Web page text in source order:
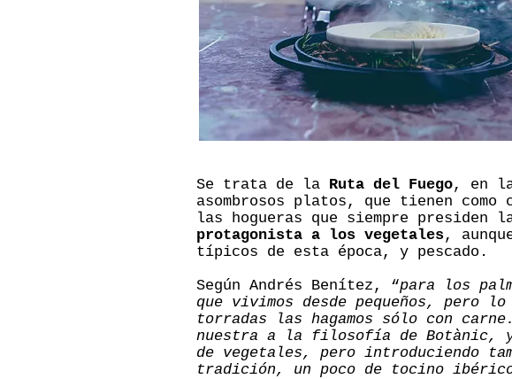
Se trata de la Ruta del Fuego, en
asombrosos platos, que tienen como
las hogueras que siempre
protagonista a los vegetales,
típicos de esta época, y pescado.
Según Andrés Benítez, “para los
que vivimos desde pequeños, pero
torradas las hagamos sólo con
nuestra a la filosofía de Botànic, y
de vegetales, pero introduciendo
tradición, un poco de tocino